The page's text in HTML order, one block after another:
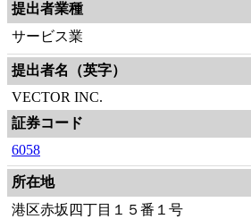
提出者業種
サービス業
提出者名（英字）
VECTOR INC.
証券コード
6058
所在地
港区赤坂四丁目１５番１号